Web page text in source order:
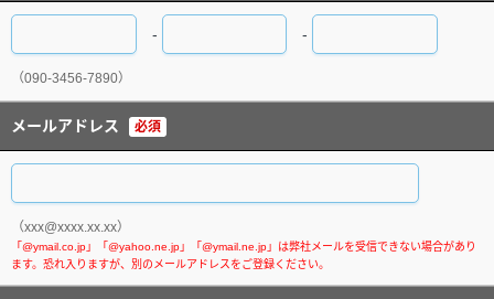
- -
（090-3456-7890）
メールアドレス 必須
（xxx@xxxx.xx.xx）